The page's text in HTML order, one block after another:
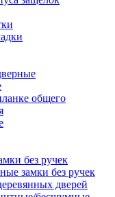
общего
без ручек
замки без ручек
дверей